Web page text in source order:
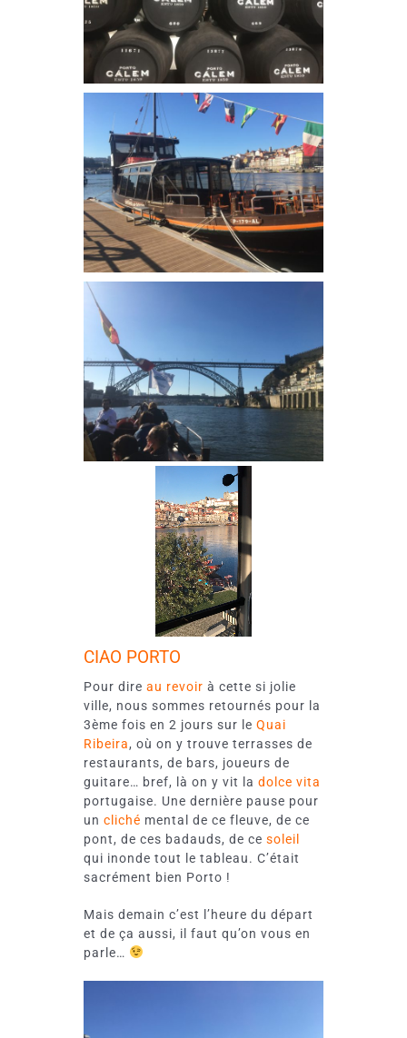
CIAO PORTO
Pour direau revoir à cette si jolie
ville, nous sommes retournés pour la
3ème fois en 2 jours sur leQuai
Ribeira, où on y trouve terrasses de
restaurants, de bars, joueurs de
guitare… bref, là on y vit ladolce vita
portugaise. Une dernière pause pour
uncliché mental de ce fleuve, de ce
pont, de ces badauds, de cesoleil
qui inonde tout le tableau. C’était
sacrément bien Porto !
Mais demain c’est l’heure du départ
et de ça aussi, il faut qu’on vous en
parle…